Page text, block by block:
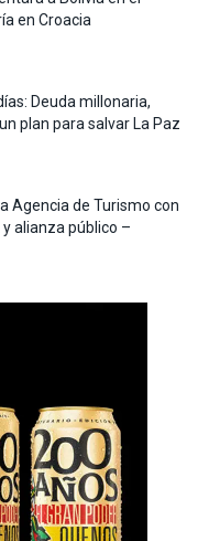
en Croacia
Deuda millonaria,
plan para salvar La Paz
Agencia de Turismo con
alianza público –